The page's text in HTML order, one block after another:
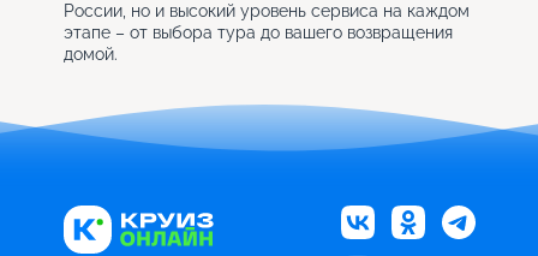
России, но и высокий уровень сервиса на каждом
этапе – от выбора тура до вашего возвращения
домой.